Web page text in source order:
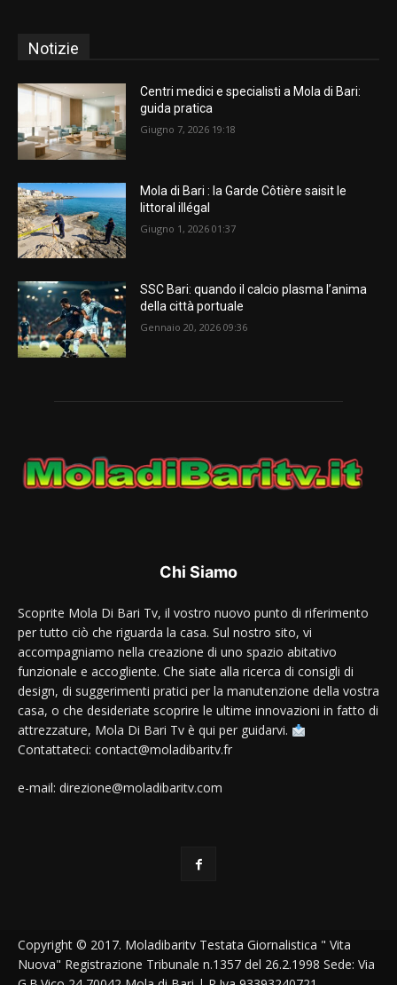
Notizie
Centri medici e specialisti a Mola di Bari:
guida pratica
Giugno 7, 2026 19:18
Mola di Bari : la Garde Côtière saisit le
littoral illégal
Giugno 1, 2026 01:37
SSC Bari: quando il calcio plasma l’anima
della città portuale
Gennaio 20, 2026 09:36
Chi Siamo
Scoprite Mola Di Bari Tv, il vostro nuovo punto di riferimento
per tutto ciò che riguarda la casa. Sul nostro sito, vi
accompagniamo nella creazione di uno spazio abitativo
funzionale e accogliente. Che siate alla ricerca di consigli di
design, di suggerimenti pratici per la manutenzione della vostra
casa, o che desideriate scoprire le ultime innovazioni in fatto di
attrezzature, Mola Di Bari Tv è qui per guidarvi.
Contattateci: contact@moladibaritv.fr
e-mail: direzione@moladibaritv.com
Copyright © 2017. Moladibaritv Testata Giornalistica " Vita
Nuova" Registrazione Tribunale n.1357 del 26.2.1998 Sede: Via